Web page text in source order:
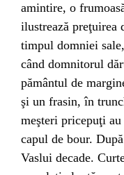
amintire, o
ilustrează preţuirea
timpul domniei
când domnitorul
pământul de
şi un frasin, în
meşteri pricepuţi
capul de bour.
Vaslui decade.